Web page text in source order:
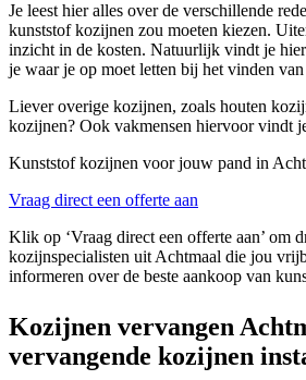
Je leest hier alles over de verschillende
kunststof kozijnen zou moeten kiezen.
inzicht in de kosten. Natuurlijk vindt je
je waar je op moet letten bij het vinden
Liever overige kozijnen, zoals houten
kozijnen? Ook vakmensen hiervoor vindt
Kunststof kozijnen voor jouw pand in
Vraag direct een offerte aan
Klik op ‘Vraag direct een offerte aan’ om
kozijnspecialisten uit Achtmaal die jou
informeren over de beste aankoop van
Kozijnen vervangen
vervangende kozijnen